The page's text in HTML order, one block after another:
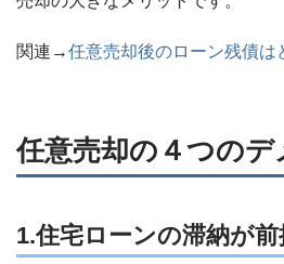
関連→任意売却後のローン残債は
任意売却の４つのデ
1.住宅ローンの滞納が